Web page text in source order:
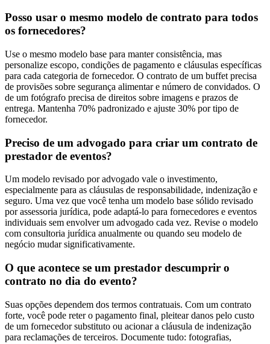
Posso usar o mesmo modelo de contrato para todos
os fornecedores?
Use o mesmo modelo base para manter consistência, mas
personalize escopo, condições de pagamento e cláusulas específicas
para cada categoria de fornecedor. O contrato de um buffet precisa
de provisões sobre segurança alimentar e número de convidados. O
de um fotógrafo precisa de direitos sobre imagens e prazos de
entrega. Mantenha 70% padronizado e ajuste 30% por tipo de
fornecedor.
Preciso de um advogado para criar um contrato de
prestador de eventos?
Um modelo revisado por advogado vale o investimento,
especialmente para as cláusulas de responsabilidade, indenização e
seguro. Uma vez que você tenha um modelo base sólido revisado
por assessoria jurídica, pode adaptá-lo para fornecedores e eventos
individuais sem envolver um advogado cada vez. Revise o modelo
com consultoria jurídica anualmente ou quando seu modelo de
negócio mudar significativamente.
O que acontece se um prestador descumprir o
contrato no dia do evento?
Suas opções dependem dos termos contratuais. Com um contrato
forte, você pode reter o pagamento final, pleitear danos pelo custo
de um fornecedor substituto ou acionar a cláusula de indenização
para reclamações de terceiros. Documente tudo: fotografias,